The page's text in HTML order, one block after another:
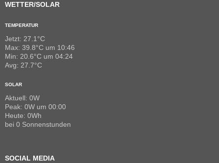
WETTER/SOLAR
TEMPERATUR
Jetzt: 27.1°C
Max: 39.8°C um 10:46
Min: 20.6°C um 04:24
Avg: 27.7°C
SOLAR
Aktuell: 0W
Peak: 0W um 00:00
Heute: 0Wh
bei 0 Sonnenstunden
SOCIAL MEDIA